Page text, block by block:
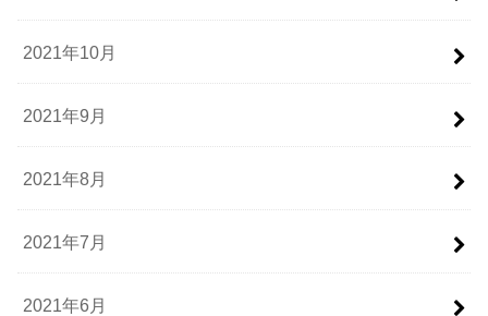
2021年10月
2021年9月
2021年8月
2021年7月
2021年6月